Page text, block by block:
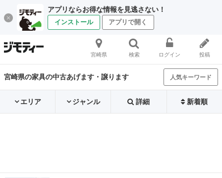
アプリならお得な情報を見逃さない！
インストール アプリで開く
宮崎県 検索 ログイン 投稿
宮崎県の家具の中古あげます・譲ります 人気キーワード
エリア ジャンル 詳細 新着順